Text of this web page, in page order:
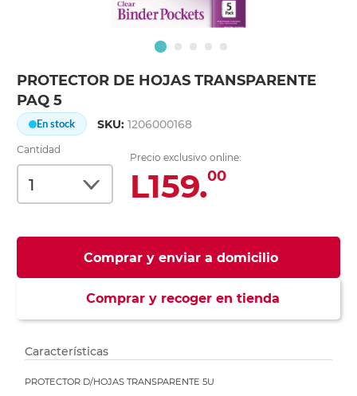
PROTECTOR DE HOJAS TRANSPARENTE
PAQ 5
En stock SKU:1206000168
Cantidad
Precio exclusivo online:
L159.00
Comprar y enviar a domicilio
Comprar y recoger en tienda
Características
PROTECTOR D/HOJAS TRANSPARENTE 5U